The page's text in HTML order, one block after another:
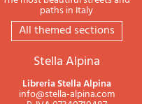
paths in Italy
All themed sections
Stella Alpina
Libreria Stella Alpina
info@stella-alpina.com